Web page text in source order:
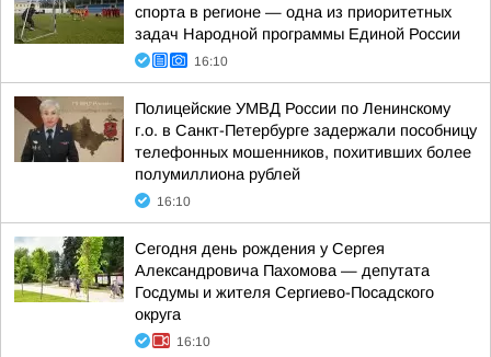
спорта в регионе — одна из приоритетных
задач Народной программы Единой России
16:10
Полицейские УМВД России по Ленинскому
г.о. в Санкт-Петербурге задержали пособницу
телефонных мошенников, похитивших более
полумиллиона рублей
16:10
Сегодня день рождения у Сергея
Александровича Пахомова — депутата
Госдумы и жителя Сергиево-Посадского
округа
16:10